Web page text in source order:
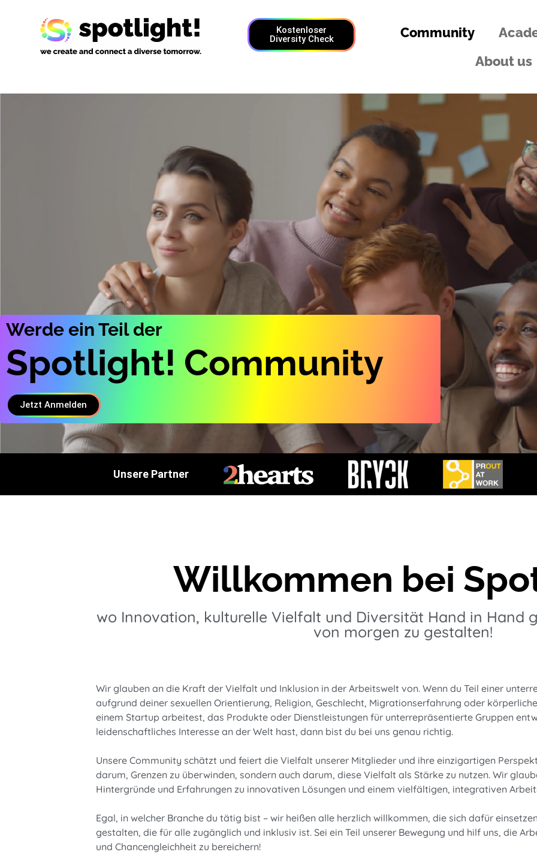
Kostenloser
Diversity Check
Community
About us
Werde ein Teil der
Spotlight! Community
Jetzt Anmelden
Unsere Partner
Willkommen bei
wo Innovation, kulturelle Vielfalt und Diversität Hand in Hand
von morgen zu gestalten!
Wir glauben an die Kraft der Vielfalt und Inklusion in der Arbeitswelt von. Wenn du Teil einer
aufgrund deiner sexuellen Orientierung, Religion, Geschlecht, Migrationserfahrung oder
einem Startup arbeitest, das Produkte oder Dienstleistungen für unterrepräsentierte Gruppen
leidenschaftliches Interesse an der Welt hast, dann bist du bei uns genau richtig.
Unsere Community schätzt und feiert die Vielfalt unserer Mitglieder und ihre einzigartigen
darum, Grenzen zu überwinden, sondern auch darum, diese Vielfalt als Stärke zu nutzen. Wir
Hintergründe und Erfahrungen zu innovativen Lösungen und einem vielfältigen, integrativen
Egal, in welcher Branche du tätig bist – wir heißen alle herzlich willkommen, die sich dafür
gestalten, die für alle zugänglich und inklusiv ist. Sei ein Teil unserer Bewegung und hilf uns, die
und Chancengleichheit zu bereichern!